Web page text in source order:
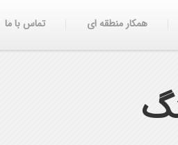
همکار منطقه ای تماس با ما